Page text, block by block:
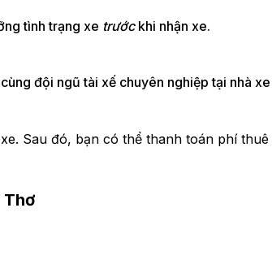
tình trạng xe trước khi nhận xe.
đội ngũ tài xế chuyên nghiệp tại nhà
Sau đó, bạn có thể thanh toán phí thuê
Thơ